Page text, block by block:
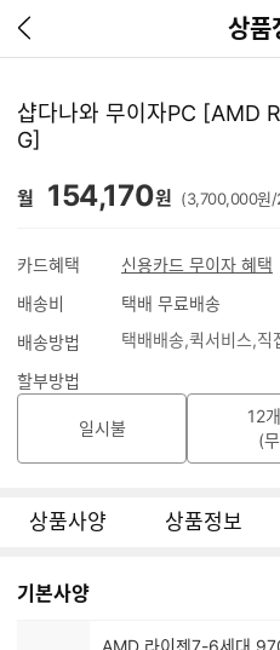
상품
이
지
가
샵다나와 무이자PC
G]
월 154,170원 (3,700,000원/
카드혜택
신용카드 무이자 혜택
배송비
택배 무료배송
배송방법
택배배송 퀵서비스 직
할부방법
일시불
12
(
상품사양 상품정보
기본사양
AMD 라이젠7-6세대